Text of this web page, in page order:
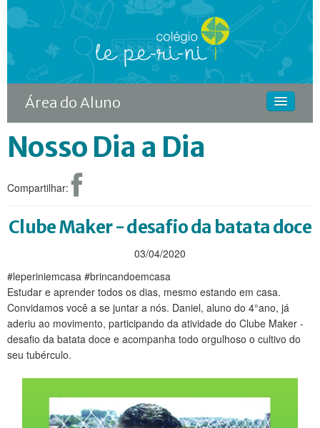
Área do Aluno
CURSOS
DIFERENCIAIS
MATRÍCULA
CONTINUIDADE RODIN
CONTATO
Nosso Dia a Dia
Compartilhar:
Clube Maker - desafio da batata doce
03/04/2020
#leperiniemcasa #brincandoemcasa
Estudar e aprender todos os dias, mesmo estando em casa.
Convidamos você a se juntar a nós. Daniel, aluno do 4°ano, já
aderiu ao movimento, participando da atividade do Clube Maker -
desafio da batata doce e acompanha todo orgulhoso o cultivo do
seu tubérculo.